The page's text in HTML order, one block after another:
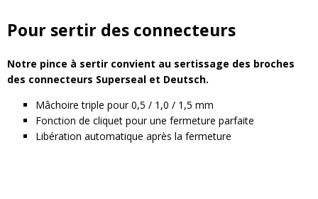
Pour sertir des connecteurs
Notre pince à sertir convient au sertissage des broches
des connecteurs Superseal et Deutsch.
Mâchoire triple pour 0,5 / 1,0 / 1,5 mm
Fonction de cliquet pour une fermeture parfaite
Libération automatique après la fermeture